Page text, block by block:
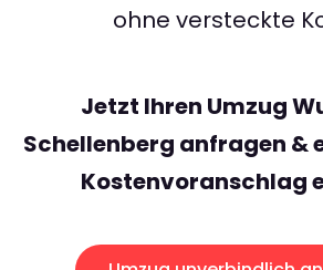
ohne versteckte
Jetzt Ihren Umzug
Schellenberg anfragen &
Kostenvoranschlag